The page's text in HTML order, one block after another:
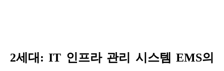
2세대: IT 인프라 관리 시스템 EMS의